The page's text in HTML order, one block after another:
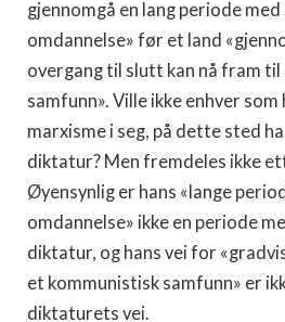
gjennomgå en lang periode
omdannelse» før et land
overgang til slutt kan nå fram
samfunn». Ville ikke enhver
marxisme i seg, på dette sted
diktatur? Men fremdeles ikke
Øyensynlig er hans «lange
omdannelse» ikke en periode
diktatur, og hans vei for
et kommunistisk samfunn» er
diktaturets vei.